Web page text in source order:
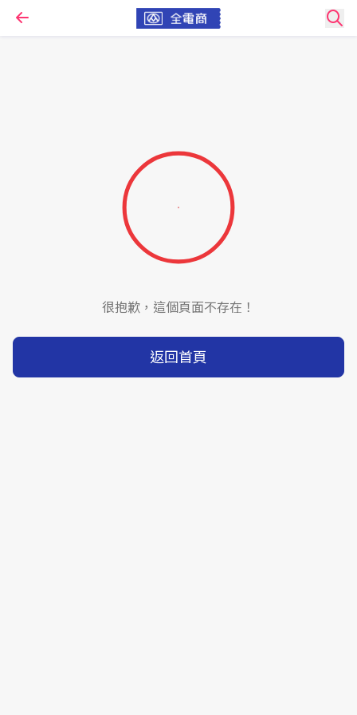
很抱歉，這個頁面不存在！
返回首頁